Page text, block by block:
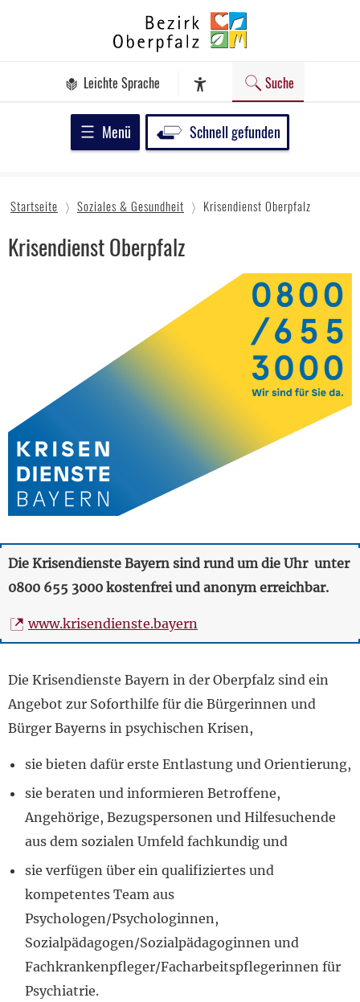
Bezirk
Oberpfalz
Leichte Sprache
Assistenz-Software
Suche
Menü Schnell gefunden
Startseite Soziales & Gesundheit Krisendienst Oberpfalz
Krisendienst Oberpfalz
Die Krisendienste Bayern sind rund um die Uhr unter
0800 655 3000 kostenfrei und anonym erreichbar.
www.krisendienste.bayern
Die Krisendienste Bayern in der Oberpfalz sind ein
Angebot zur Soforthilfe für die Bürgerinnen und
Bürger Bayerns in psychischen Krisen,
sie bieten dafür erste Entlastung und Orientierung,
sie beraten und informieren Betroffene,
Angehörige, Bezugspersonen und Hilfesuchende
aus dem sozialen Umfeld fachkundig und
sie verfügen über ein qualifiziertes und
kompetentes Team aus
Psychologen/Psychologinnen,
Sozialpädagogen/Sozialpädagoginnen und
Fachkrankenpfleger/Facharbeitspflegerinnen für
Psychiatrie.